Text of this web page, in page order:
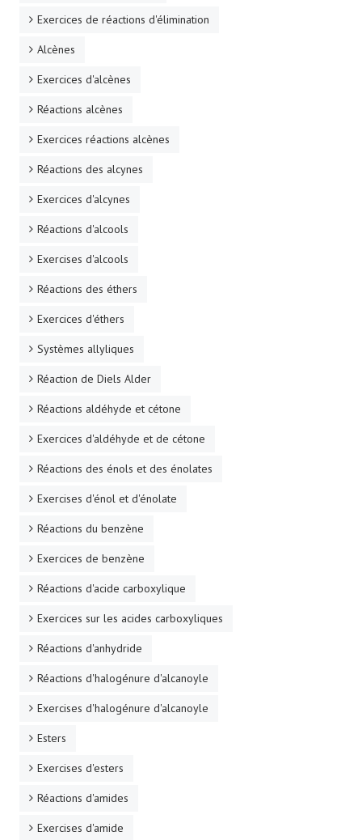
Exercices de réactions d'élimination
Alcènes
Exercices d'alcènes
Réactions alcènes
Exercices réactions alcènes
Réactions des alcynes
Exercices d'alcynes
Réactions d'alcools
Exercises d'alcools
Réactions des éthers
Exercices d'éthers
Systèmes allyliques
Réaction de Diels Alder
Réactions aldéhyde et cétone
Exercices d'aldéhyde et de cétone
Réactions des énols et des énolates
Exercises d'énol et d'énolate
Réactions du benzène
Exercices de benzène
Réactions d'acide carboxylique
Exercices sur les acides carboxyliques
Réactions d'anhydride
Réactions d'halogénure d'alcanoyle
Exercises d'halogénure d'alcanoyle
Esters
Exercises d'esters
Réactions d'amides
Exercises d'amide